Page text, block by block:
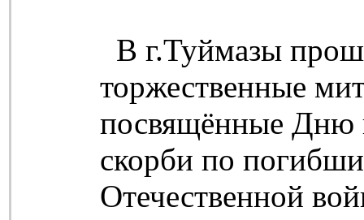
В г.Туймазы
торжественные
посвящённые Дню
скорби по
Отечественной